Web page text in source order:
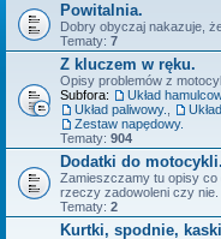
Powitalnia.
Dobry obyczaj nakazuje,
Tematy: 7
Z kluczem w ręku.
Opisy problemów z
Subfora:
Układ
Układ paliwowy.
Zestaw napędowy.
Tematy: 904
Dodatki do motocykli.
Zamieszczamy tu opisy
rzeczy zadowoleni czy nie.
Tematy: 2
Kurtki, spodnie,